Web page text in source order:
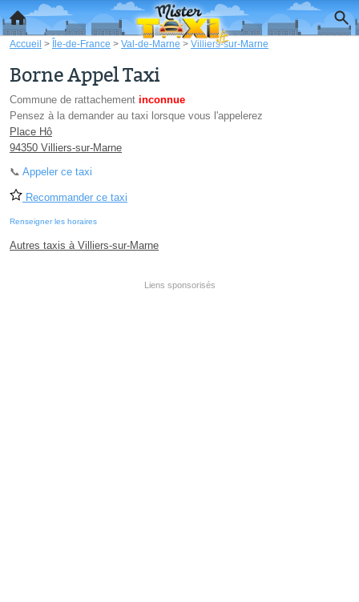
Accueil > Île-de-France > Val-de-Marne > Villiers-sur-Marne
Borne Appel Taxi
Commune de rattachement inconnue
Pensez à la demander au taxi lorsque vous l'appelerez
Place Hô
94350 Villiers-sur-Marne
📞 Appeler ce taxi
Recommander ce taxi
Renseigner les horaires
Autres taxis à Villiers-sur-Marne